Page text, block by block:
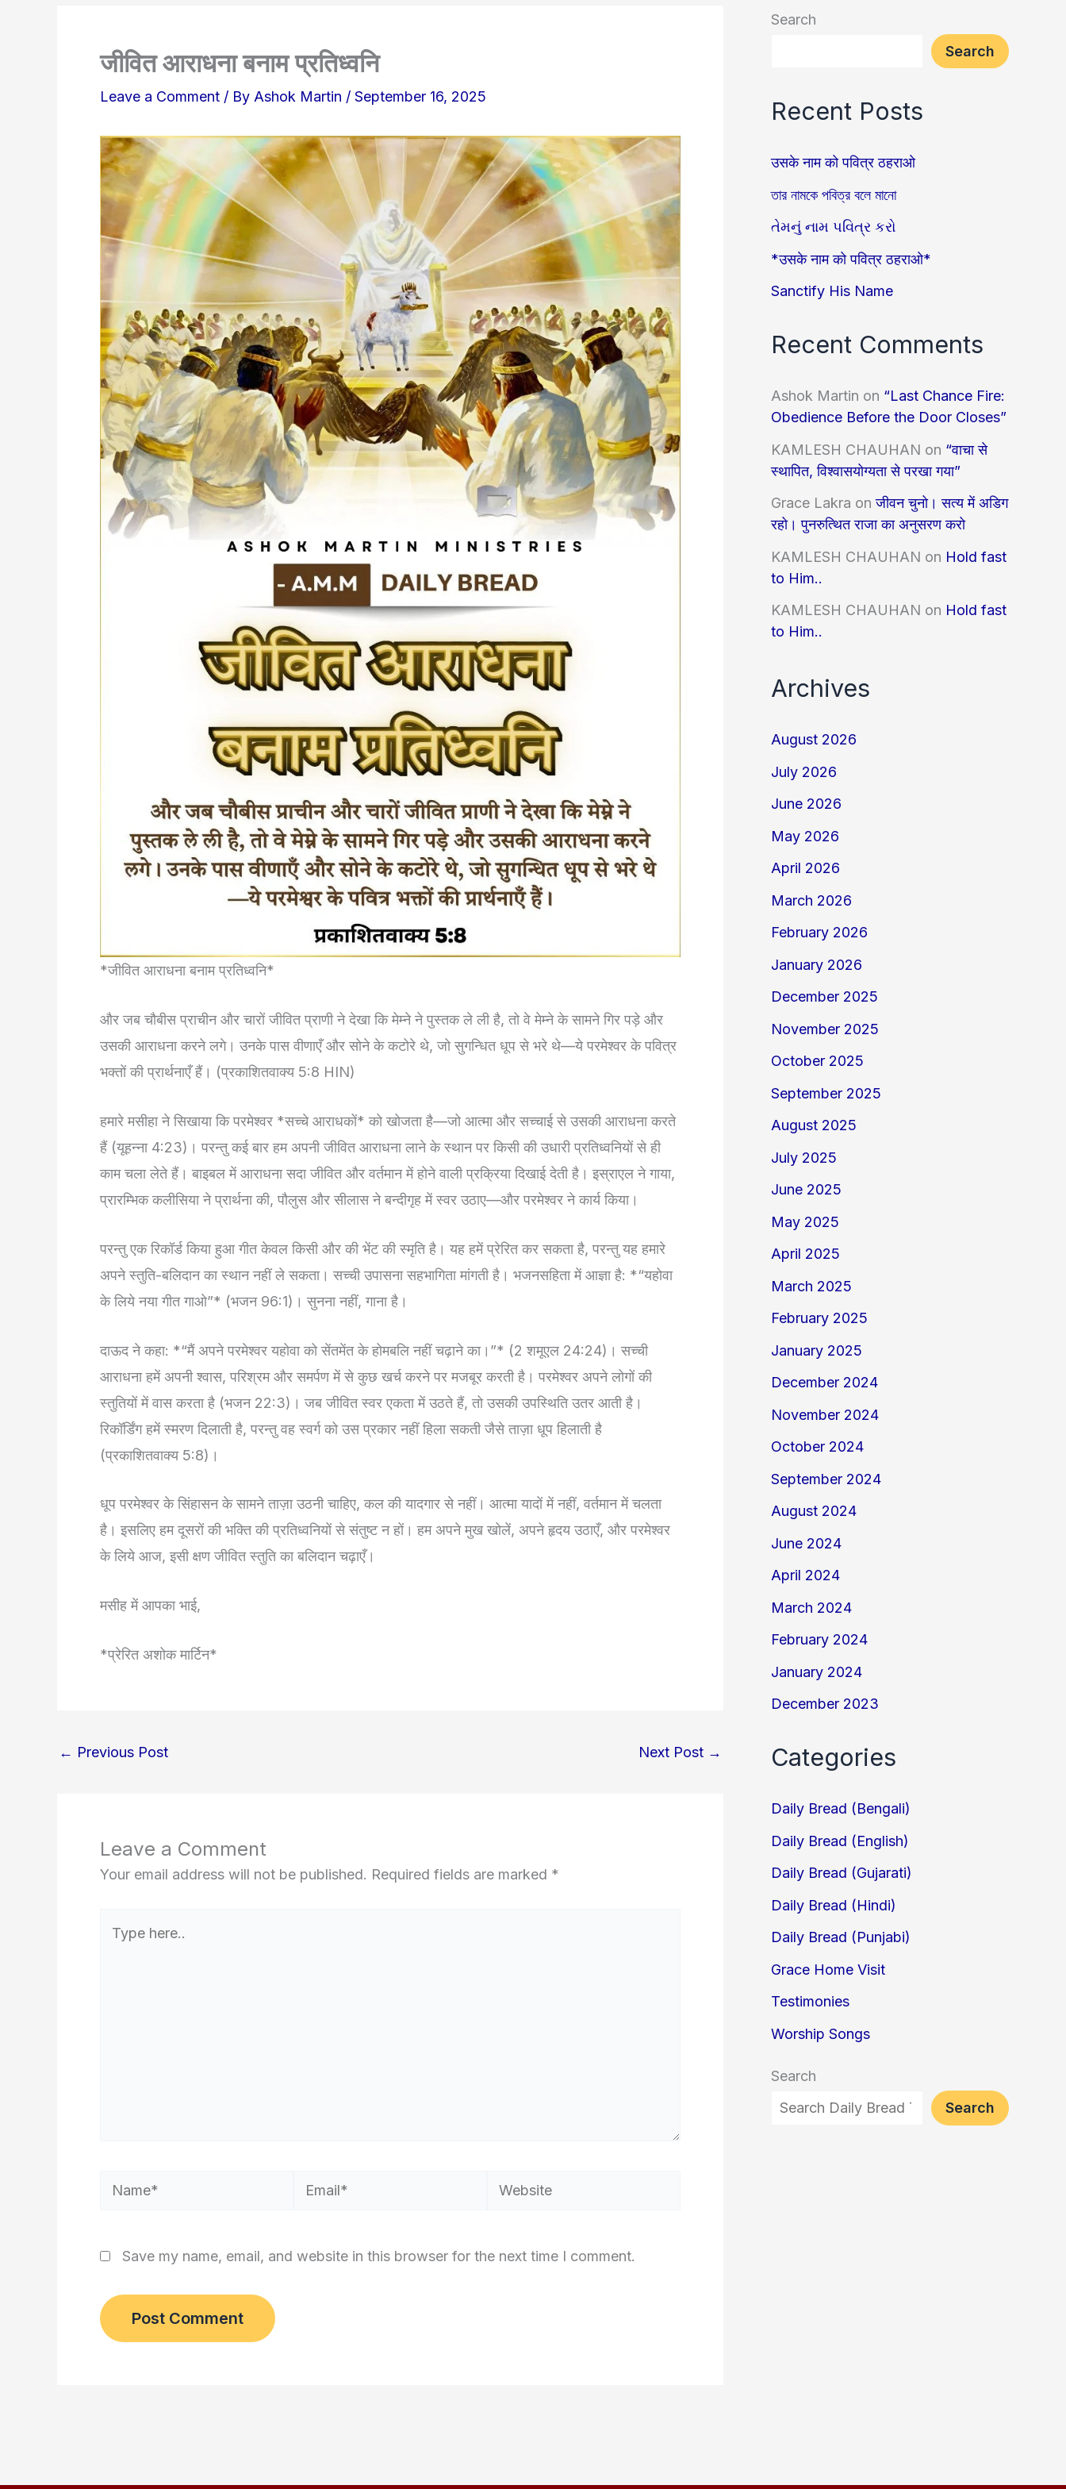
जीवित आराधना बनाम प्रतिध्वनि
Leave a Comment / By Ashok Martin / September 16, 2025
*जीवित आराधना बनाम प्रतिध्वनि*
और जब चौबीस प्राचीन और चारों जीवित प्राणी ने देखा कि मेम्ने ने पुस्तक ले ली है, तो वे मेम्ने के सामने गिर पड़े और
उसकी आराधना करने लगे। उनके पास वीणाएँ और सोने के कटोरे थे, जो सुगन्धित धूप से भरे थे—ये परमेश्वर के पवित्र
भक्तों की प्रार्थनाएँ हैं। (प्रकाशितवाक्य 5:8 HIN)
हमारे मसीहा ने सिखाया कि परमेश्वर *सच्चे आराधकों* को खोजता है—जो आत्मा और सच्चाई से उसकी आराधना करते
हैं (यूहन्ना 4:23)। परन्तु कई बार हम अपनी जीवित आराधना लाने के स्थान पर किसी की उधारी प्रतिध्वनियों से ही
काम चला लेते हैं। बाइबल में आराधना सदा जीवित और वर्तमान में होने वाली प्रक्रिया दिखाई देती है। इस्राएल ने गाया,
प्रारम्भिक कलीसिया ने प्रार्थना की, पौलुस और सीलास ने बन्दीगृह में स्वर उठाए—और परमेश्वर ने कार्य किया।
परन्तु एक रिकॉर्ड किया हुआ गीत केवल किसी और की भेंट की स्मृति है। यह हमें प्रेरित कर सकता है, परन्तु यह हमारे
अपने स्तुति-बलिदान का स्थान नहीं ले सकता। सच्ची उपासना सहभागिता मांगती है। भजनसहिता में आज्ञा है: *“यहोवा
के लिये नया गीत गाओ”* (भजन 96:1)। सुनना नहीं, गाना है।
दाऊद ने कहा: *“मैं अपने परमेश्वर यहोवा को सेंतमेंत के होमबलि नहीं चढ़ाने का।”* (2 शमूएल 24:24)। सच्ची
आराधना हमें अपनी श्वास, परिश्रम और समर्पण में से कुछ खर्च करने पर मजबूर करती है। परमेश्वर अपने लोगों की
स्तुतियों में वास करता है (भजन 22:3)। जब जीवित स्वर एकता में उठते हैं, तो उसकी उपस्थिति उतर आती है।
रिकॉर्डिंग हमें स्मरण दिलाती है, परन्तु वह स्वर्ग को उस प्रकार नहीं हिला सकती जैसे ताज़ा धूप हिलाती है
(प्रकाशितवाक्य 5:8)।
धूप परमेश्वर के सिंहासन के सामने ताज़ा उठनी चाहिए, कल की यादगार से नहीं। आत्मा यादों में नहीं, वर्तमान में चलता
है। इसलिए हम दूसरों की भक्ति की प्रतिध्वनियों से संतुष्ट न हों। हम अपने मुख खोलें, अपने हृदय उठाएँ, और परमेश्वर
के लिये आज, इसी क्षण जीवित स्तुति का बलिदान चढ़ाएँ।
मसीह में आपका भाई,
*प्रेरित अशोक मार्टिन*
← Previous Post Next Post →
Leave a Comment
Your email address will not be published. Required fields are marked *
Name* Email* Website
Save my name, email, and website in this browser for the next time I comment.
Search
Search
Recent Posts
उसके नाम को पवित्र ठहराओ
তার নামকে পবিত্র বলে মানো
તેમનું નામ પવિત્ર કરો
*उसके नाम को पवित्र ठहराओ*
Sanctify His Name
Recent Comments
Ashok Martin on “Last Chance Fire:
Obedience Before the Door Closes”
KAMLESH CHAUHAN on “वाचा से
स्थापित, विश्वासयोग्यता से परखा गया”
Grace Lakra onजीवन चुनो। सत्य में अडिग
रहो। पुनरुत्थित राजा का अनुसरण करो
KAMLESH CHAUHAN on Hold fast
to Him..
KAMLESH CHAUHAN on Hold fast
to Him..
Archives
August 2026
July 2026
June 2026
May 2026
April 2026
March 2026
February 2026
January 2026
December 2025
November 2025
October 2025
September 2025
August 2025
July 2025
June 2025
May 2025
April 2025
March 2025
February 2025
January 2025
December 2024
November 2024
October 2024
September 2024
August 2024
June 2024
April 2024
March 2024
February 2024
January 2024
December 2023
Categories
Daily Bread (Bengali)
Daily Bread (English)
Daily Bread (Gujarati)
Daily Bread (Hindi)
Daily Bread (Punjabi)
Grace Home Visit
Testimonies
Worship Songs
Search
Search